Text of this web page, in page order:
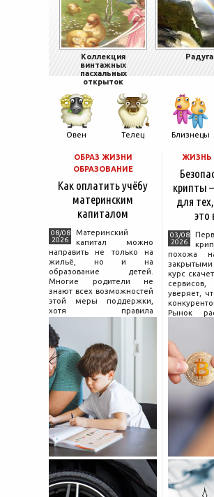
Коллекция
винтажных
пасхальных
открыток
Радуга
Овен Телец Близнецы
ОБРАЗ ЖИЗНИ
ОБРАЗОВАНИЕ
Как оплатить учёбу
материнским
капиталом
08/08
2026
Материнский
капитал можно
направить не только на
жильё, но и на
образование детей.
Многие родители не
знают всех возможностей
этой меры поддержки,
хотя правила
учёбу довольно понятны,
если разобраться в них
заранее и подготовить
ЖИЗНЬ
крипты
для
это
03/08
2026
похожа
курс
уверяет,
Рынок
московские